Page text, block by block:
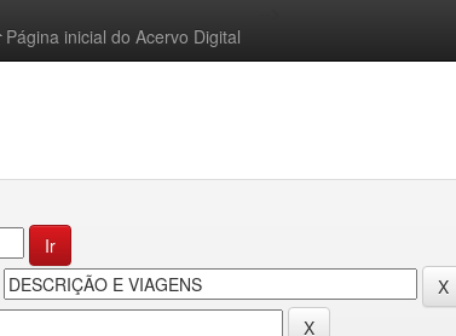
Página inicial do Acervo Digital